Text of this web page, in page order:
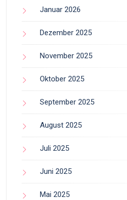
Januar 2026
Dezember 2025
November 2025
Oktober 2025
September 2025
August 2025
Juli 2025
Juni 2025
Mai 2025